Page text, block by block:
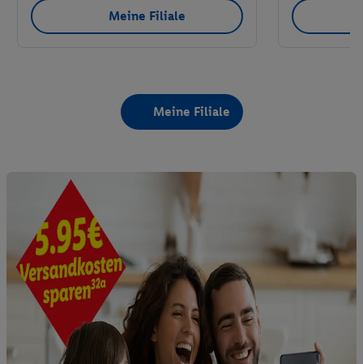
Meine Filiale
Meine Filiale